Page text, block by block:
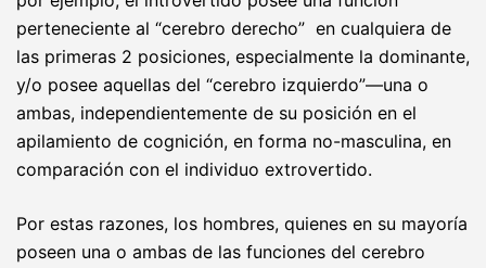
perteneciente al “cerebro derecho” en cualquiera de
las primeras 2 posiciones, especialmente la dominante,
y/o posee aquellas del “cerebro izquierdo”—una o
ambas, independientemente de su posición en el
apilamiento de cognición, en forma no-masculina, en
comparación con el individuo extrovertido.
Por estas razones, los hombres, quienes en su mayoría
poseen una o ambas de las funciones del cerebro